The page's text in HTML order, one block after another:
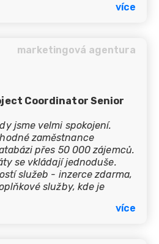
více
marketingová agentura
Coordinator Senior
jsme velmi spokojení.
zaměstnance
přes 50 000 zájemců.
se vkládají jednoduše.
služeb - inzerce zdarma,
služby, kde je
až násobně větší i rychlejší
více